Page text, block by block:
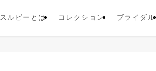
ルビーとは コレクション ブライダル